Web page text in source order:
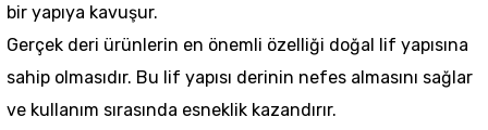
bir yapıya kavuşur.
Gerçek deri ürünlerin en önemli özelliği doğal lif yapısına
sahip olmasıdır. Bu lif yapısı derinin nefes almasını sağlar
ve kullanım sırasında esneklik kazandırır.